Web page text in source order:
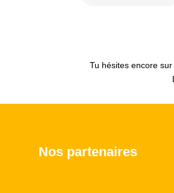
Tu hésites encore
Nos partenaires